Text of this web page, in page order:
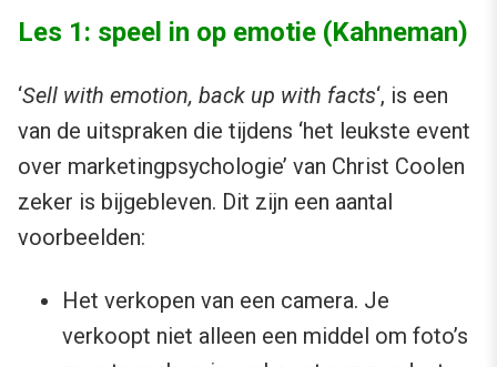
Les 1: speel in op emotie (Kahneman)
‘Sell with emotion, back up with facts‘, is een
van de uitspraken die tijdens ‘het leukste event
over marketingpsychologie’ van Christ Coolen
zeker is bijgebleven. Dit zijn een aantal
voorbeelden:
Het verkopen van een camera. Je
verkoopt niet alleen een middel om foto’s